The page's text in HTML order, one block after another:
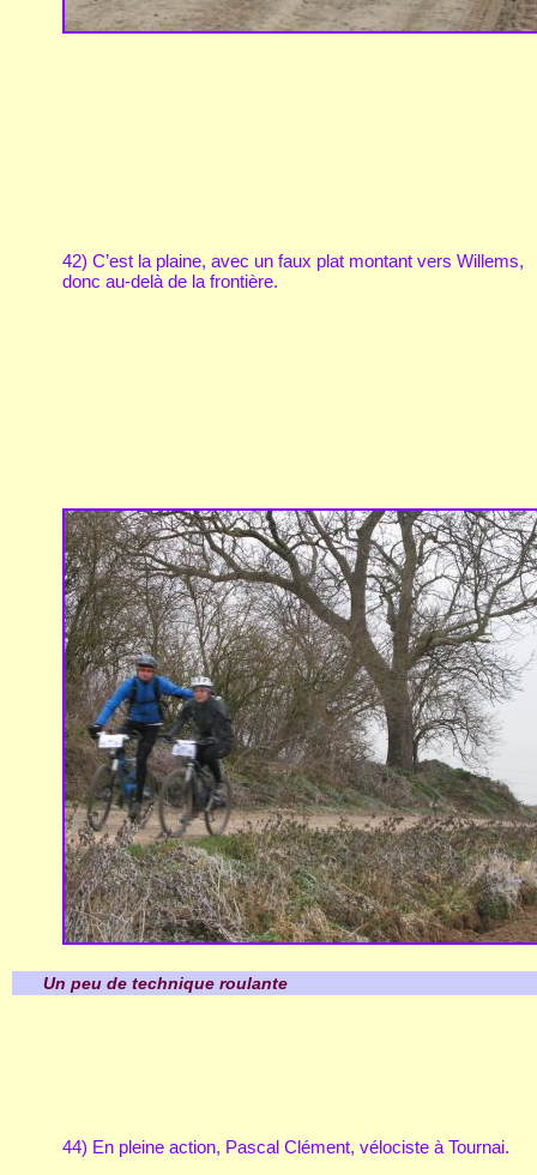
42) C’est la plaine, avec un faux plat montant vers Willems,
donc au-delà de la frontière.
Un peu de technique roulante
44) En pleine action, Pascal Clément, vélociste à Tournai.